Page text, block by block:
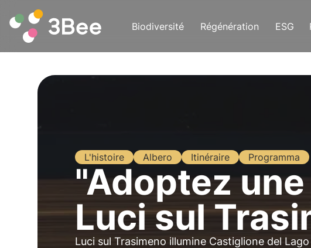
Biodiversité Régénération ESG
L'histoire Albero Itinéraire Programma
"Adoptez
Luci sul
Luci sul Trasimeno illumine Castiglione del